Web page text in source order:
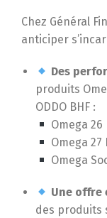
Chez Général
anticiper
Des
produits
ODDO BHF :
Omega 26
Omega 27
Omega
Une offre
des produits